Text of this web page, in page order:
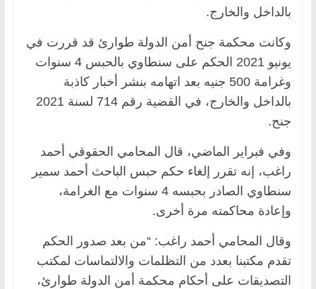
بالداخل والخارج.
وكانت محكمة جنح أمن الدولة طوارئ قد قررت في
يونيو 2021 الحكم على سنطاوي بالحبس 4 سنوات
وغرامة 500 جنيه بعد اتهامه بنشر أخبار كاذبة
بالداخل والخارج، في القضية رقم 714 لسنة 2021
جنح.
وفي فبراير الماضي، قال المحامي الحقوقي أحمد
راغب، إنه تقرر إلغاء حكم حبس الباحث أحمد سمير
سنطاوي الصادر بحبسه 4 سنوات مع الغرامة،
وإعادة محاكمته مرة أخرى.
وقال المحامي أحمد راغب: “من بعد صدور الحكم
تقدم مكتبنا بعدد من التظلمات والالتماسات لمكتب
التصديقات على أحكام محكمة أمن الدولة طوارئ،